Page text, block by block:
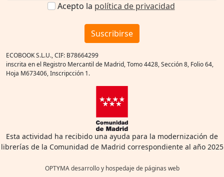
Acepto la política de privacidad
Suscribirse
ECOBOOK S.L.U., CIF: B78664299
inscrita en el Registro Mercantil de Madrid, Tomo 4428, Sección 8, Folio 64,
Hoja M673406, Inscripcción 1.
Esta actividad ha recibido una ayuda para la modernización de
librerías de la Comunidad de Madrid correspondiente al año 2025
OPTYMA desarrollo y hospedaje de páginas web